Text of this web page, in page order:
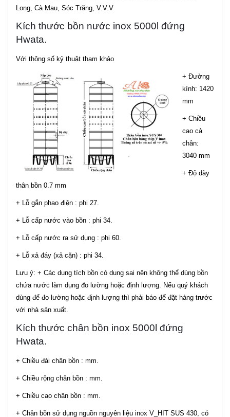
Long, Cà Mau, Sóc Trăng, V.V.V
Kích thước bồn nước inox 5000l đứng
Hwata.
Với thông số kỷ thuật tham khảo
+ Đường
kính: 1420
mm
+ Chiều
cao cả
chân:
3040 mm
+ Độ dày
thân bồn 0.7 mm
+ Lỗ gắn phao điện : phi 27.
+ Lỗ cấp nước vào bồn : phi 34.
+ Lỗ cấp nước ra sử dụng : phi 60.
+ Lỗ xả đáy (xả cặn) : phi 34.
Lưu ý: + Các dung tích bồn có dung sai nên không thể dùng bồn
chứa nước làm dụng đo lường hoặc định lượng. Nếu quý khách
dùng để đo lường hoặc định lượng thì phải báo để đặt hàng trước
với nhà sản xuất.
Kích thước chân bồn inox 5000l đứng
Hwata.
+ Chiều đài chân bồn : mm.
+ Chiều rộng chân bồn : mm.
+ Chiều cao chân bồn : mm.
+ Chân bồn sử dụng nguồn nguyên liệu inox V_HIT SUS 430, có